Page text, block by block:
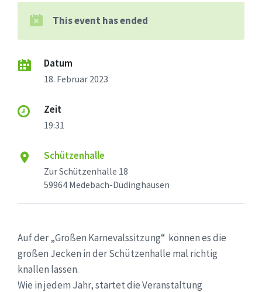
This event has ended
Datum
18. Februar 2023
Zeit
19:31
Schützenhalle
Zur Schützenhalle 18
59964 Medebach-Düdinghausen
Auf der „Großen Karnevalssitzung“ können es die
großen Jecken in der Schützenhalle mal richtig
knallen lassen.
Wie in jedem Jahr, startet die Veranstaltung